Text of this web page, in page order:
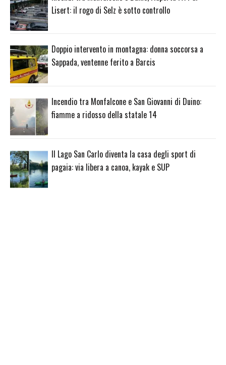
Lisert: il rogo di Selz è sotto controllo
Doppio intervento in montagna: donna soccorsa a
Sappada, ventenne ferito a Barcis
Incendio tra Monfalcone e San Giovanni di Duino:
fiamme a ridosso della statale 14
Il Lago San Carlo diventa la casa degli sport di
pagaia: via libera a canoa, kayak e SUP